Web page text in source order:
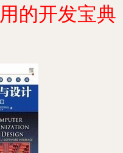
的开发宝典